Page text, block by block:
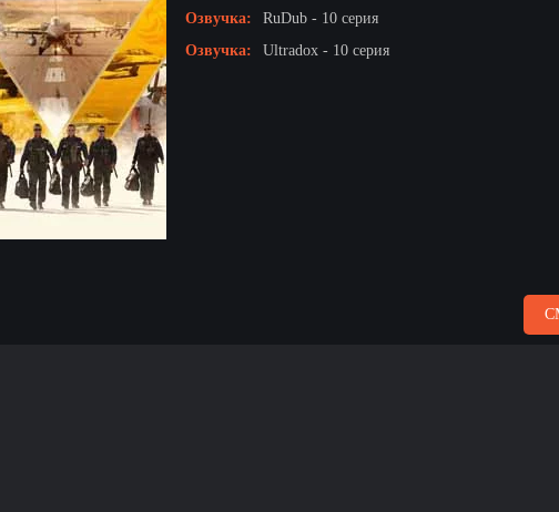
Озвучка:
RuDub - 10 серия
Озвучка:
Ultradox - 10 серия